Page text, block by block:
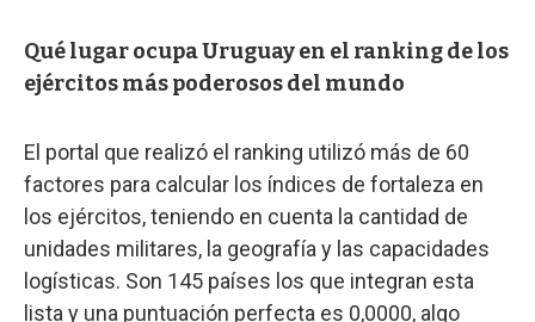
Qué lugar ocupa Uruguay en el ranking de los
ejércitos más poderosos del mundo
El portal que realizó el ranking utilizó más de 60
factores para calcular los índices de fortaleza en
los ejércitos, teniendo en cuenta la cantidad de
unidades militares, la geografía y las capacidades
logísticas. Son 145 países los que integran esta
lista y una puntuación perfecta es 0,0000, algo